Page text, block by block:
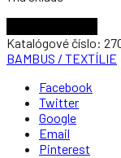
Katalógové číslo:
BAMBUS / TEXTÍLIE
Facebook
Twitter
Google
Email
Pinterest